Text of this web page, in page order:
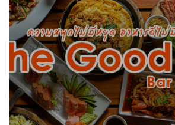
ครั้ง
ที่
2
เทศกาล
เบียร์
ที่
ใหญ่
ที่สุด